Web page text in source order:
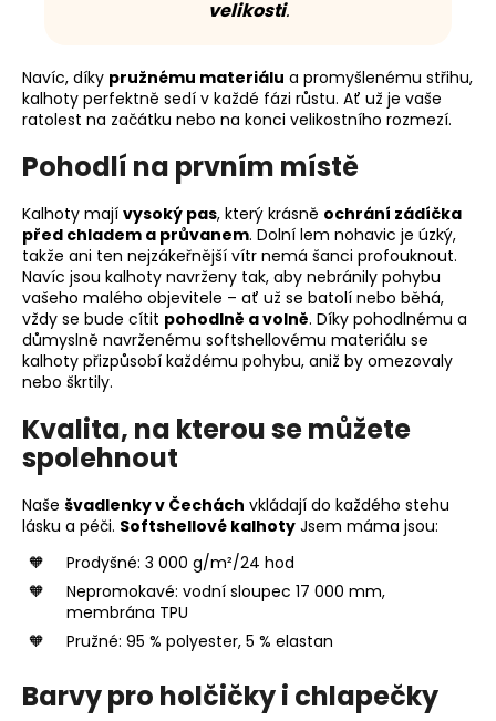
velikosti.
Navíc, díky pružnému materiálu a promyšlenému střihu,
kalhoty perfektně sedí v každé fázi růstu. Ať už je vaše
ratolest na začátku nebo na konci velikostního rozmezí.
Pohodlí na prvním místě
Kalhoty mají vysoký pas, který krásně ochrání zádíčka
před chladem a průvanem. Dolní lem nohavic je úzký,
takže ani ten nejzákeřnější vítr nemá šanci profouknout.
Navíc jsou kalhoty navrženy tak, aby nebránily pohybu
vašeho malého objevitele – ať už se batolí nebo běhá,
vždy se bude cítit pohodlně a volně. Díky pohodlnému a
důmyslně navrženému softshellovému materiálu se
kalhoty přizpůsobí každému pohybu, aniž by omezovaly
nebo škrtily.
Kvalita, na kterou se můžete
spolehnout
Naše švadlenky v Čechách vkládají do každého stehu
lásku a péči. Softshellové kalhoty Jsem máma jsou:
Prodyšné: 3 000 g/m²/24 hod
Nepromokavé: vodní sloupec 17 000 mm,
membrána TPU
Pružné: 95 % polyester, 5 % elastan
Barvy pro holčičky i chlapečky